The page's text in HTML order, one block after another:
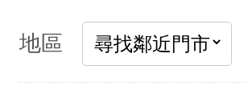
地區